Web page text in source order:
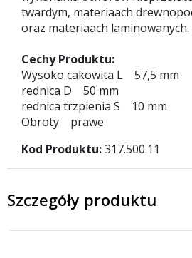
twardym, materiaach
oraz materiaach laminowanych.
Cechy Produktu:
Wysoko cakowita L 57,5 mm
rednica D 50 mm
rednica trzpienia S 10 mm
Obroty prawe
Kod Produktu:317.500.11
Szczegóły produktu